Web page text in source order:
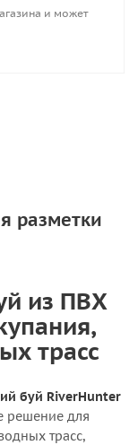
и может
разметки
из ПВХ
трасс
буй RiverHunter
решение для
трасс,